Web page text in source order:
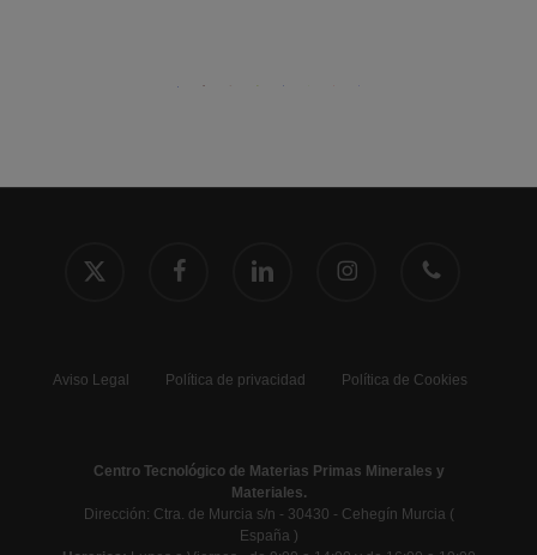
twitter
Aviso Legal Política de privacidad Política de Cookies
Centro Tecnológico de Materias Primas Minerales y
Materiales.
Dirección: Ctra. de Murcia s/n - 30430 - Cehegín Murcia (
España )